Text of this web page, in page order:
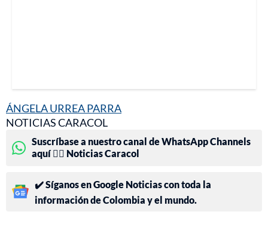
ÁNGELA URREA PARRA
NOTICIAS CARACOL
Suscríbase a nuestro canal de WhatsApp Channels
aquí 👉🏻 Noticias Caracol
✔️ Síganos en Google Noticias con toda la
información de Colombia y el mundo.